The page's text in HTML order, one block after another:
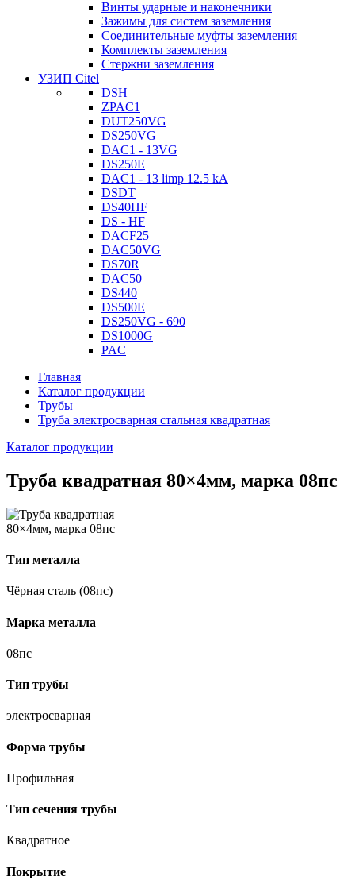
Винты ударные и наконечники
Зажимы для систем заземления
Соединительные муфты заземления
Комплекты заземления
Стержни заземления
УЗИП Citel
DSH
ZPAC1
DUT250VG
DS250VG
DAC1 - 13VG
DS250E
DAC1 - 13 limp 12.5 kA
DSDT
DS40HF
DS - HF
DACF25
DAC50VG
DS70R
DAC50
DS440
DS500E
DS250VG - 690
DS1000G
PAC
Главная
Каталог продукции
Трубы
Труба электросварная стальная квадратная
Каталог продукции
Труба квадратная 80×4мм, марка 08пс
Тип металла
Чёрная сталь (08пс)
Марка металла
08пс
Тип трубы
электросварная
Форма трубы
Профильная
Тип сечения трубы
Квадратное
Покрытие